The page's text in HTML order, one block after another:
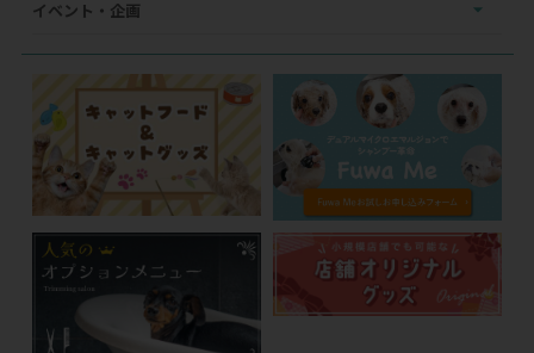
イベント・企画